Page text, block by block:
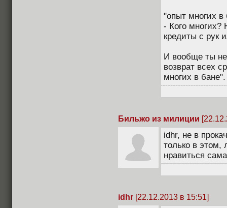
"опыт многих в
- Кого многих?
кредиты с рук
И вообще ты
возврат всех
многих в бане".
Бильжо из милиции
idhr, не в
только в этом,
нравиться
idhr [22.12.2013 в 15:51]